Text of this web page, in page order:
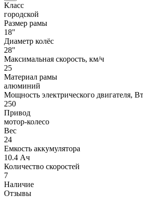
Класс
городской
Размер рамы
18"
Диаметр колёс
28"
Максимальная скорость, км/ч
25
Материал рамы
алюминий
Мощность электрического двигателя, Вт
250
Привод
мотор-колесо
Вес
24
Емкость аккумулятора
10.4 Ач
Количество скоростей
7
Наличие
Отзывы